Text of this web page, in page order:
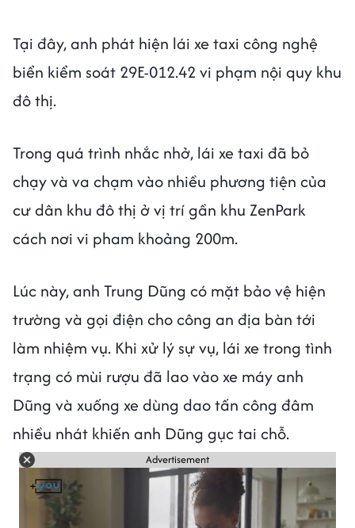
Tại đây, anh phát hiện lái xe taxi công nghệ
biển kiểm soát 29E-012.42 vi phạm nội quy khu
đô thị.
Trong quá trình nhắc nhở, lái xe taxi đã bỏ
chạy và va chạm vào nhiều phương tiện của
cư dân khu đô thị ở vị trí gần khu ZenPark
cách nơi vi pham khoảng 200m.
Lúc này, anh Trung Dũng có mặt bảo vệ hiện
trường và gọi điện cho công an địa bàn tới
làm nhiệm vụ. Khi xử lý sự vụ, lái xe trong tình
trạng có mùi rượu đã lao vào xe máy anh
Dũng và xuống xe dùng dao tấn công đâm
nhiều nhát khiến anh Dũng gục tai chỗ.
Advertisement